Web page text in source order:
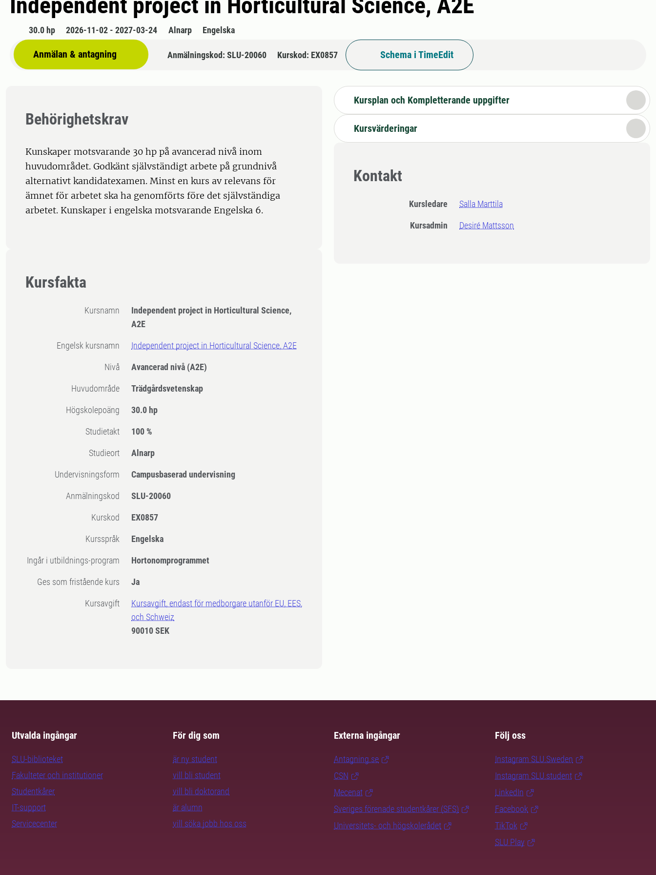
30.0 hp 2026-11-02 - 2027-03-24 Alnarp Engelska
Anmälan & antagning Anmälningskod: SLU-20060 Kurskod: EX0857 Schema i TimeEdit
Behörighetskrav
Kunskaper motsvarande 30 hp på avancerad nivå inom
huvudområdet. Godkänt självständigt arbete på grundnivå
alternativt kandidatexamen. Minst en kurs av relevans för
ämnet för arbetet ska ha genomförts före det självständiga
arbetet. Kunskaper i engelska motsvarande Engelska 6.
Kursfakta
Kursnamn
Independent project in Horticultural Science,
A2E
Engelsk kursnamn Independent project in Horticultural Science, A2E
Nivå Avancerad nivå (A2E)
Huvudområde Trädgårdsvetenskap
högskolepoäng 30.0 hp
Studietakt 100 %
Studieort Alnarp
Undervisningsform Campusbaserad undervisning
Anmälningskod SLU-20060
Kurskod EX0857
Kursspråk Engelska
Ingår i utbildnings-program Hortonomprogrammet
Ges som fristående kurs Ja
Kursavgift
Kursavgift, endast för medborgare utanför EU, EES,
och Schweiz
90010 SEK
Kursplan och Kompletterande uppgifter
Kursvärderingar
Kontakt
Kursledare Salla Marttila
Kursadmin Desiré Mattsson
Utvalda ingångar
SLU-biblioteket
Fakulteter och institutioner
Studentkårer
IT-support
Servicecenter
För dig som
är ny student
vill bli student
vill bli doktorand
är alumn
vill söka jobb hos oss
Externa ingångar
Antagning.se
CSN
Mecenat
Sveriges förenade studentkårer (SFS)
Universitets- och högskolerådet
Följ oss
Instagram SLU.Sweden
Instagram SLU.student
LinkedIn
Facebook
TikTok
SLU Play